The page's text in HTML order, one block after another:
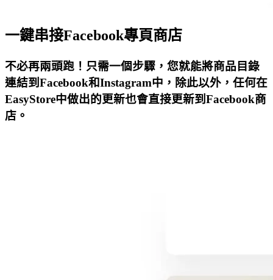
一鍵串接Facebook專頁商店
不必再兩頭跑！只需一個步驟，您就能將商品目錄
連結到Facebook和Instagram中，除此以外，任何在
EasyStore中做出的更新也會直接更新到Facebook商
店。